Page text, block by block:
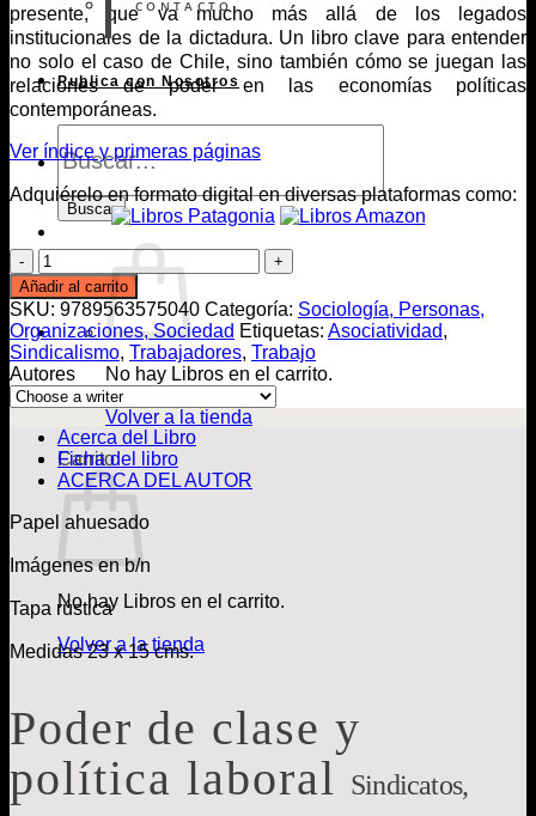
CONTACTO
Publica con Nosotros
de
Buscar
No hay Libros en el carrito.
Volver a la tienda
Carrito
No hay Libros en el carrito.
Volver a la tienda
presente, que va mucho más allá de los legados
institucionales de la dictadura. Un libro clave para entender
no solo el caso de Chile, sino también cómo se juegan las
relaciones de poder en las economías políticas
contemporáneas.
Ver índice y primeras páginas
Adquiérelo en formato digital en diversas plataformas como:
Poder
de
clase
y
política
laboral
cantidad
Añadir al carrito
SKU: 9789563575040 Categoría: Sociología, Personas,
Organizaciones, Sociedad Etiquetas: Asociatividad,
Sindicalismo, Trabajadores, Trabajo
Autores
Acerca del Libro
Ficha del libro
ACERCA DEL AUTOR
Papel ahuesado
Imágenes en b/n
Tapa rústica
Medidas 23 x 15 cms.
Poder de clase y
política laboral
Sindicatos,